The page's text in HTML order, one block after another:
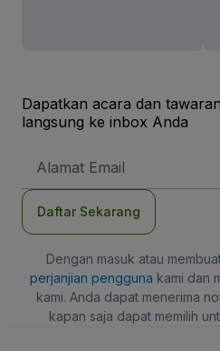
Dapatkan acara dan
langsung ke inbox Anda
Email
Daftar Sekarang
Dengan masuk atau
perjanjian pengguna kami dan
kami. Anda dapat menerima
kapan saja dapat memilih